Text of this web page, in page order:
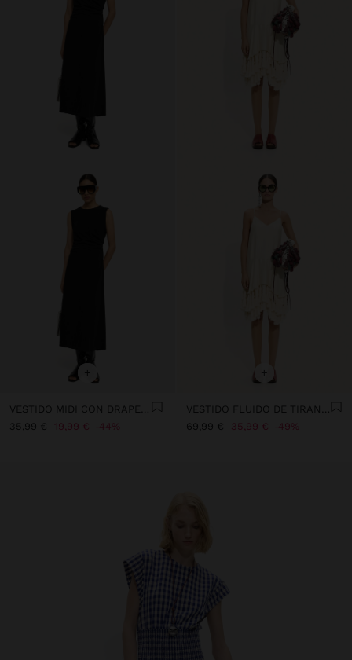
+
VESTIDO MIDI CON DRAPEADO
35,99 €
19,99 € 44%
+
VESTIDO FLUIDO DE TIRANTES CON BORLAS
69,99 €
35,99 € 49%